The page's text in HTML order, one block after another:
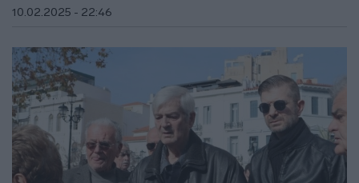
10.02.2025 - 22:46